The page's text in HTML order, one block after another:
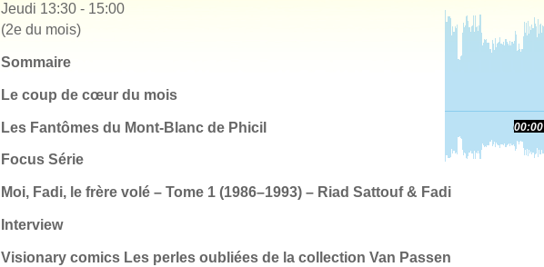
00:00
Jeudi 13:30 - 15:00
(2e du mois)
Sommaire
Le coup de cœur du mois
Les Fantômes du Mont-Blanc de Phicil
Focus Série
Moi, Fadi, le frère volé – Tome 1 (1986–1993) – Riad Sattouf & Fadi
Interview
Visionary comics Les perles oubliées de la collection Van Passen